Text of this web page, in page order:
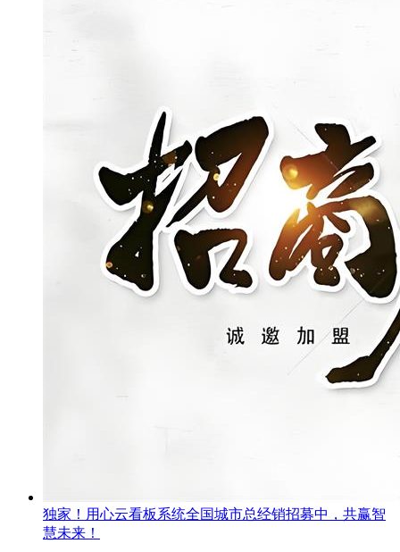
独家！用心云看板系统全国城市总经销招募中，共赢智
慧未来！